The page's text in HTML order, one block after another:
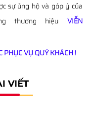
sự ủng hộ và góp ý của
thương hiệu VIỄN
VỤ QUÝ KHÁCH !
VIẾT